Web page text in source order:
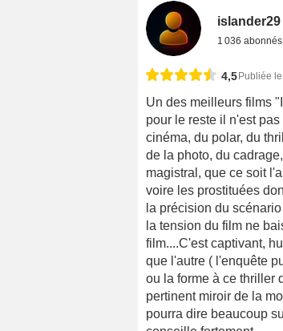
islander29
1 036 abonnés
4,5Publiée
Un des meilleurs films
pour le reste il n'est
cinéma, du polar, du
de la photo, du
magistral, que ce soit
voire les prostituées
la précision du
la tension du film ne
film....C'est captivant,
que l'autre ( l'enquête
ou la forme à ce thriller
pertinent miroir de la
pourra dire beaucoup